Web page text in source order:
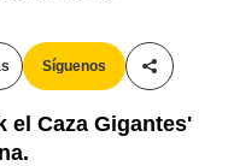
Síguenos
el Caza Gigantes'